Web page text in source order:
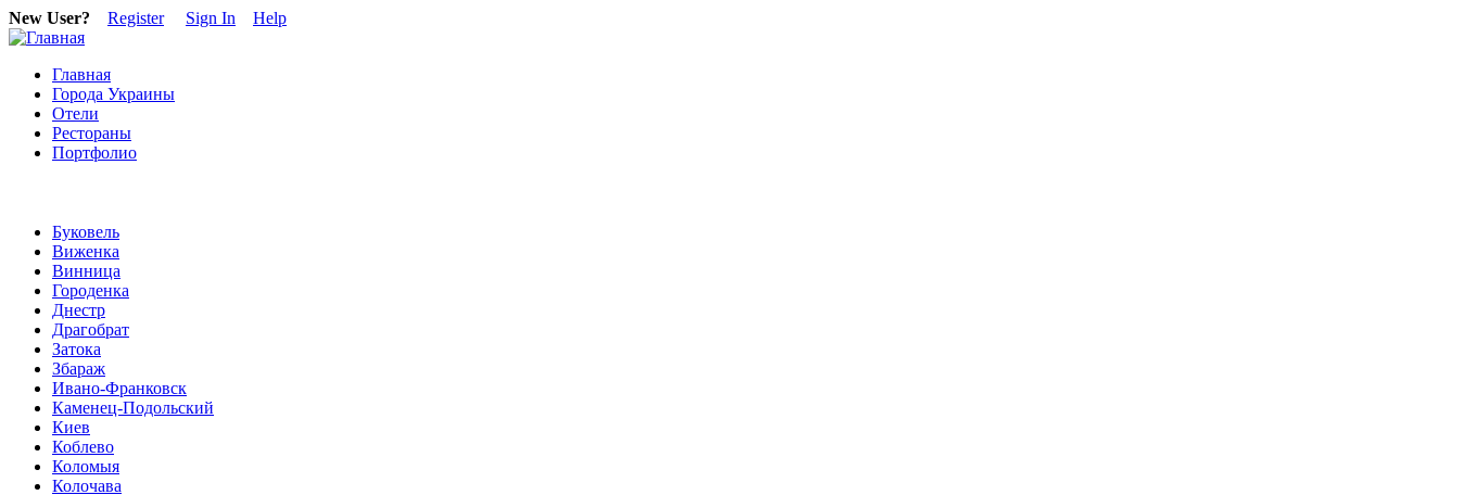
New User? Register Sign In Help
Главная
Города Украины
Отели
Рестораны
Портфолио
Буковель
Виженка
Винница
Городенка
Днестр
Драгобрат
Затока
Збараж
Ивано-Франковск
Каменец-Подольский
Киев
Коблево
Коломыя
Колочава